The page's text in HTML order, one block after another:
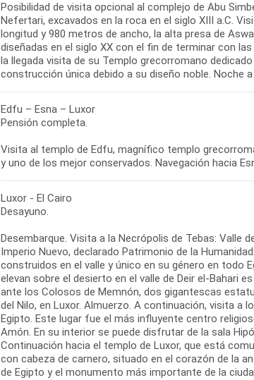
Posibilidad de visita opcional al complejo de Abu
Nefertari, excavados en la roca en el siglo XIII a.C.
longitud y 980 metros de ancho, la alta presa de
diseñadas en el siglo XX con el fin de terminar con
la llegada visita de su Templo grecorromano
construcción única debido a su diseño noble. Noche
Edfu – Esna – Luxor
Pensión completa.
Visita al templo de Edfu, magnífico templo
y uno de los mejor conservados. Navegación hacia
Luxor - El Cairo
Desayuno.
Desembarque. Visita a la Necrópolis de Tebas: Valle
Imperio Nuevo, declarado Patrimonio de la
construidos en el valle y único en su género en todo
elevan sobre el desierto en el valle de Deir el-Bahari
ante los Colosos de Memnón, dos gigantescas
del Nilo, en Luxor. Almuerzo. A continuación, visita a
Egipto. Este lugar fue el más influyente centro
Amón. En su interior se puede disfrutar de la sala
Continuación hacia el templo de Luxor, que está
con cabeza de carnero, situado en el corazón de la
de Egipto y el monumento más importante de la